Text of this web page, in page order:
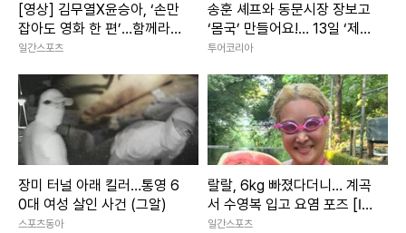
[영상] 김무열X윤승아, ‘손만
잡아도 영화 한 편’…함께라서
더 빛나는 순간
일간스포츠
송훈 셰프와 동문시장 장보고
‘몸국’ 만들어요!… 13일 ‘제주
미행’ 특별회차 운영
투어코리아
장미 터널 아래 킬러…통영 6
0대 여성 살인 사건 (그알)
스포츠동아
랄랄, 6kg 빠졌다더니… 계곡
서 수영복 입고 요염 포즈 [IS
하이컷]
일간스포츠